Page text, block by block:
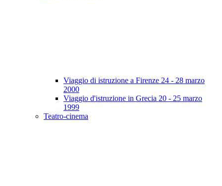
Viaggio di istruzione a Firenze 24 - 28 marzo
2000
Viaggio d'istruzione in Grecia 20 - 25 marzo
1999
Teatro-cinema